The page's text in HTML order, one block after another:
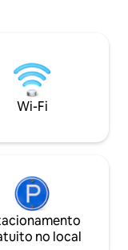
por nossa
estilo de
nativo da
tailandesa, com
piscina cheia de árvores.
aborígene da
Mai, a
boa, a apenas 3
de Tha Pae e a 1
Walking Street.15
Wi-Fi
no local